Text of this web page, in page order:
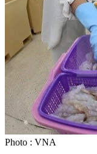
Photo : VNA